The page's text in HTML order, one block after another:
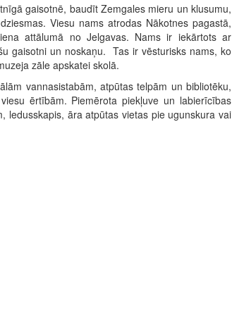
gaisotnē, baudīt Zemgales mieru un klusumu,
Viesu nams atrodas Nākotnes pagastā,
attālumā no Jelgavas. Nams ir iekārtots ar
gaisotni un noskaņu. Tas ir vēsturisks nams, ko
zāle apskatei skolā.
vannasistabām, atpūtas telpām un bibliotēku,
ērtībām. Piemērota piekļuve un labierīcības
āra atpūtas vietas pie ugunskura vai